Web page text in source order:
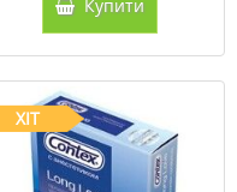
Купити
ХІТ